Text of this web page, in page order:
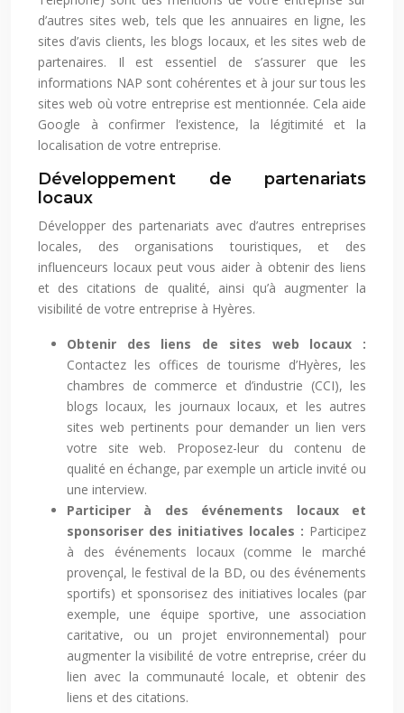
d’autres sites web, tels que les annuaires en ligne, les
sites d’avis clients, les blogs locaux, et les sites web de
partenaires. Il est essentiel de s’assurer que les
informations NAP sont cohérentes et à jour sur tous les
sites web où votre entreprise est mentionnée. Cela aide
Google à confirmer l’existence, la légitimité et la
localisation de votre entreprise.
Développement de partenariats
locaux
Développer des partenariats avec d’autres entreprises
locales, des organisations touristiques, et des
influenceurs locaux peut vous aider à obtenir des liens
et des citations de qualité, ainsi qu’à augmenter la
visibilité de votre entreprise à Hyères.
Obtenir des liens de sites web locaux :
Contactez les offices de tourisme d’Hyères, les
chambres de commerce et d’industrie (CCI), les
blogs locaux, les journaux locaux, et les autres
sites web pertinents pour demander un lien vers
votre site web. Proposez-leur du contenu de
qualité en échange, par exemple un article invité ou
une interview.
Participer à des événements locaux et
sponsoriser des initiatives locales : Participez
à des événements locaux (comme le marché
provençal, le festival de la BD, ou des événements
sportifs) et sponsorisez des initiatives locales (par
exemple, une équipe sportive, une association
caritative, ou un projet environnemental) pour
augmenter la visibilité de votre entreprise, créer du
lien avec la communauté locale, et obtenir des
liens et des citations.